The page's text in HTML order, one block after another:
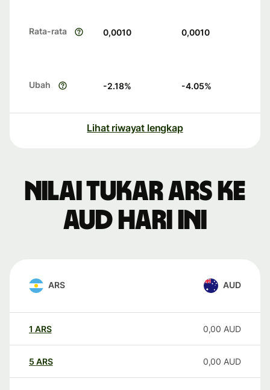
Rata-rata 0,0010 0,0010
Ubah -2.18% -4.05%
Lihat riwayat lengkap
Nilai tukar ARS ke
AUD hari ini
ARS AUD
1 ARS 0,00 AUD
5 ARS 0,00 AUD